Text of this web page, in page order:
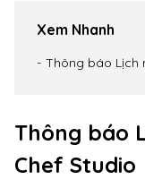
Xem Nhanh
Thông báo Lịch
Thông báo
Chef Studio